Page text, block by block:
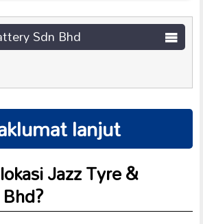
Sdn Bhd
lanjut
Jazz Tyre &